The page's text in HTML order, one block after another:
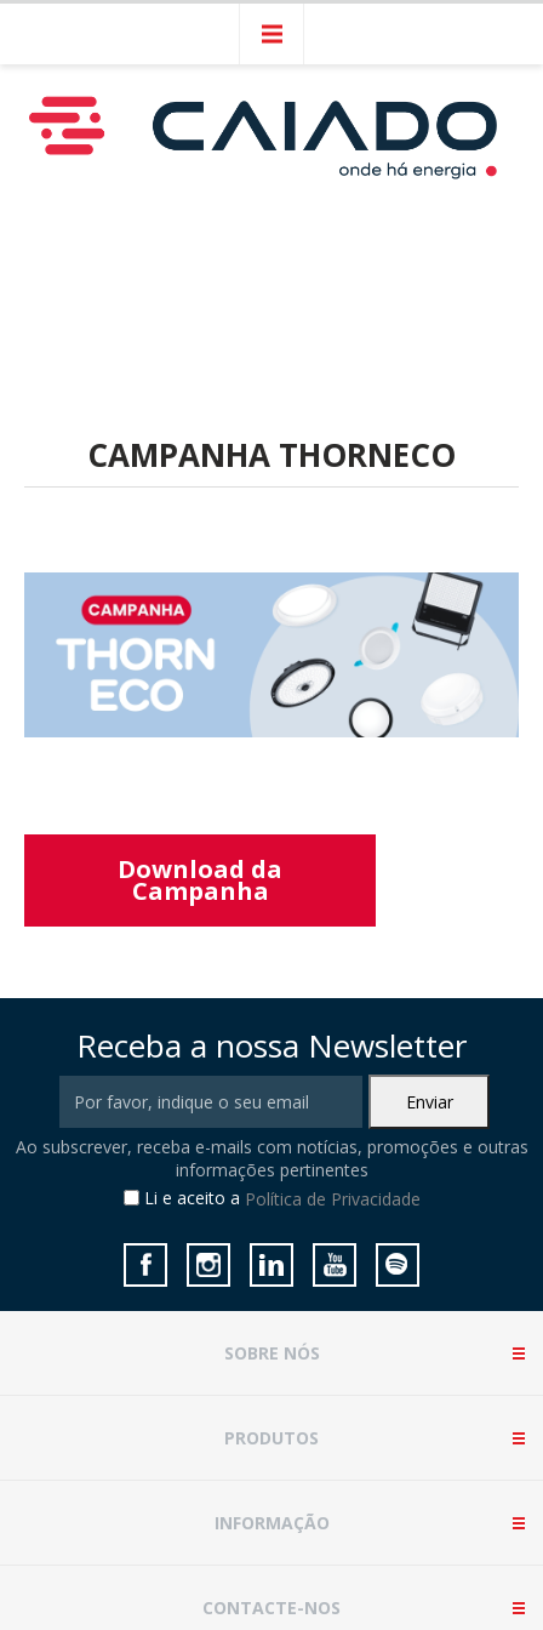
CAMPANHA THORNECO
Download da
Campanha
Receba a nossa Newsletter
Ao subscrever, receba e-mails com notícias, promoções e outras
informações pertinentes
Li e aceito a Política de Privacidade
SOBRE NÓS
PRODUTOS
INFORMAÇÃO
CONTACTE-NOS